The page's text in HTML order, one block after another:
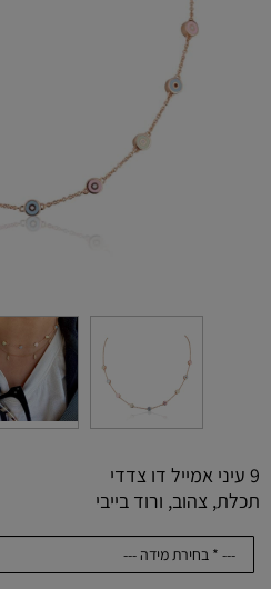
9 עיני אמייל דו צדדי
תכלת, צהוב, ורוד בייבי